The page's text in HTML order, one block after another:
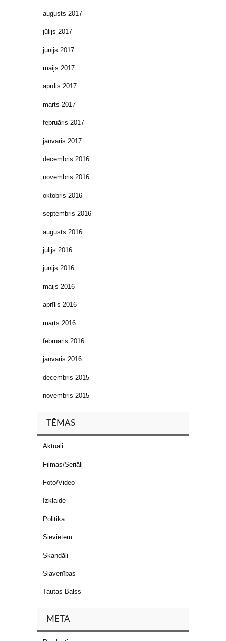
augusts 2017
jūlijs 2017
jūnijs 2017
maijs 2017
aprīlis 2017
marts 2017
februāris 2017
janvāris 2017
decembris 2016
novembris 2016
oktobris 2016
septembris 2016
augusts 2016
jūlijs 2016
jūnijs 2016
maijs 2016
aprīlis 2016
marts 2016
februāris 2016
janvāris 2016
decembris 2015
novembris 2015
TĒMAS
Aktuāli
Filmas/Seriāli
Foto/Video
Izklaide
Politika
Sievietēm
Skandāli
Slavenības
Tautas Balss
META